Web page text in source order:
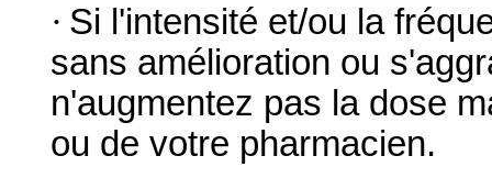
· Si l'intensité et/ou la
sans amélioration ou
n'augmentez pas la dose
ou de votre pharmacien.